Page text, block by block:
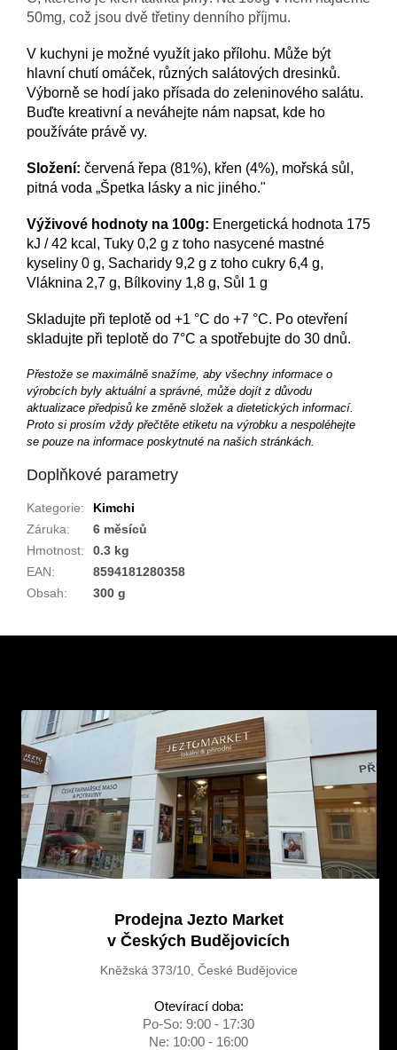
50mg, což jsou dvě třetiny denního příjmu.
V kuchyni je možné využít jako přílohu. Může být
hlavní chutí omáček, různých salátových dresinků.
Výborně se hodí jako přísada do zeleninového salátu.
Buďte kreativní a neváhejte nám napsat, kde ho
používáte právě vy.
Složení: červená řepa (81%), křen (4%), mořská sůl,
pitná voda „Špetka lásky a nic jiného."
Výživové hodnoty na 100g: Energetická hodnota 175
kJ / 42 kcal, Tuky 0,2 g z toho nasycené mastné
kyseliny 0 g, Sacharidy 9,2 g z toho cukry 6,4 g,
Vláknina 2,7 g, Bílkoviny 1,8 g, Sůl 1 g
Skladujte při teplotě od +1 °C do +7 °C. Po otevření
skladujte při teplotě do 7°C a spotřebujte do 30 dnů.
Přestože se maximálně snažíme, aby všechny informace o
výrobcích byly aktuální a správné, může dojít z důvodu
aktualizace předpisů ke změně složek a dietetických informací.
Proto si prosím vždy přečtěte etiketu na výrobku a nespoléhejte
se pouze na informace poskytnuté na našich stránkách.
Doplňkové parametry
Kategorie:
Kimchi
Záruka:
6 měsíců
Hmotnost:
0.3 kg
EAN:
8594181280358
Obsah: 300 g
Prodejna Jezto Market
v Českých Budějovicích
Kněžská 373/10, České Budějovice
Otevírací doba:
Po-So: 9:00 - 17:30
Ne: 10:00 - 16:00